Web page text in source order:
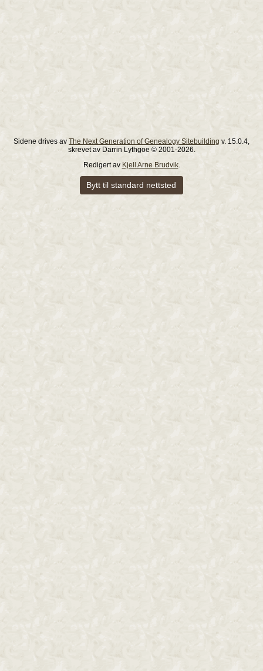
Sidene drives av The Next Generation of Genealogy Sitebuilding v. 15.0.4,
skrevet av Darrin Lythgoe © 2001-2026.
Redigert av Kjell Arne Brudvik.
Bytt til standard nettsted